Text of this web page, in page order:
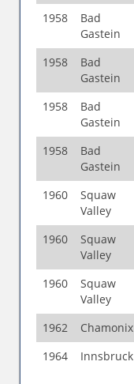
1958
Bad
Gastein
1958
Bad
Gastein
1958
Bad
Gastein
1958
Bad
Gastein
1960
Squaw
Valley
1960
Squaw
Valley
1960
Squaw
Valley
1962 Chamonix
1964
Innsbruck